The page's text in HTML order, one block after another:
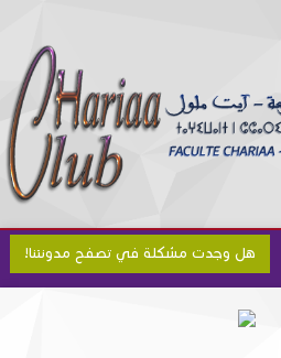
هل وجدت مشكلة في تصفح مدونتنا!